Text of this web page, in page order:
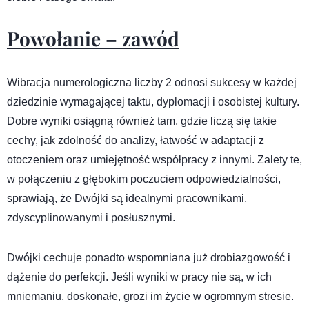
Powołanie – zawód
Wibracja numerologiczna liczby 2 odnosi sukcesy w każdej
dziedzinie wymagającej taktu, dyplomacji i osobistej kultury.
Dobre wyniki osiągną również tam, gdzie liczą się takie
cechy, jak zdolność do analizy, łatwość w adaptacji z
otoczeniem oraz umiejętność współpracy z innymi. Zalety te,
w połączeniu z głębokim poczuciem odpowiedzialności,
sprawiają, że Dwójki są idealnymi pracownikami,
zdyscyplinowanymi i posłusznymi.
Dwójki cechuje ponadto wspomniana już drobiazgowość i
dążenie do perfekcji. Jeśli wyniki w pracy nie są, w ich
mniemaniu, doskonałe, grozi im życie w ogromnym stresie.